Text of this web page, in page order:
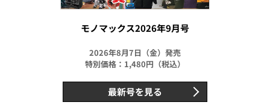
モノマックス2026年9月号
2026年8月7日（金）発売
特別価格：1,480円（税込）
最新号を見る